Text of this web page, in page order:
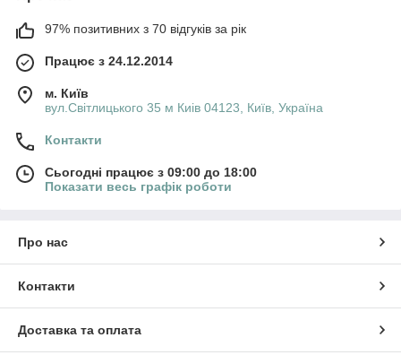
97% позитивних з 70 відгуків за рік
Працює з 24.12.2014
м. Київ
вул.Світлицького 35 м Киів 04123, Київ, Україна
Контакти
Сьогодні працює з 09:00 до 18:00
Показати весь графік роботи
Про нас
Контакти
Доставка та оплата